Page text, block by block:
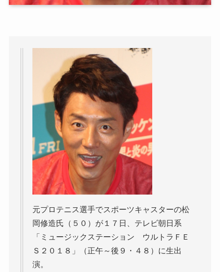
元プロテニス選手でスポーツキャスターの松
岡修造氏（５０）が１７日、テレビ朝日系
「ミュージックステーション ウルトラＦＥ
Ｓ２０１８」（正午～後９・４８）に生出
演。